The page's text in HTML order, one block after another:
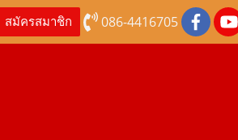
สมัครสมาชิก 086-4416705